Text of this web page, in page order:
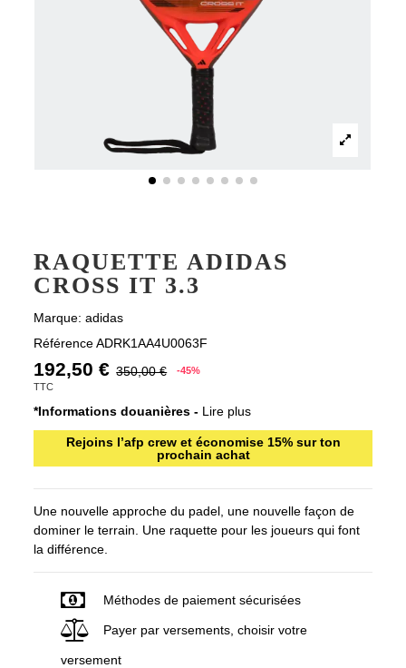
RAQUETTE ADIDAS
CROSS IT 3.3
Marque: adidas
Référence ADRK1AA4U0063F
192,50 € 350,00 €
-45%
TTC
*Informations douanières - Lire plus
Rejoins l’afp crew et économise 15% sur ton
prochain achat
Une nouvelle approche du padel, une nouvelle façon de
dominer le terrain. Une raquette pour les joueurs qui font
la différence.
Méthodes de paiement sécurisées
Payer par versements, choisir votre
versement